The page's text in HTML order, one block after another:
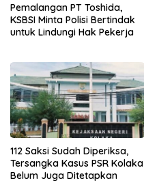
Pemalangan PT Toshida,
KSBSI Minta Polisi Bertindak
untuk Lindungi Hak Pekerja
112 Saksi Sudah Diperiksa,
Tersangka Kasus PSR Kolaka
Belum Juga Ditetapkan